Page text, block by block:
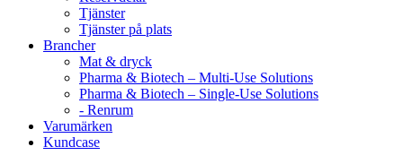
Tjänster
Tjänster på plats
Brancher
Mat & dryck
Pharma & Biotech – Multi-Use Solutions
Pharma & Biotech – Single-Use Solutions
- Renrum
Varumärken
Kundcase